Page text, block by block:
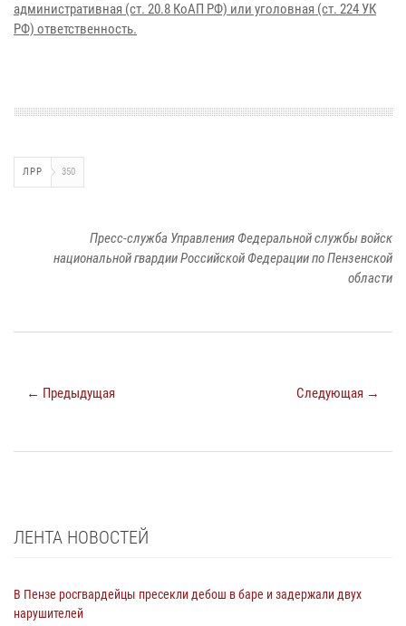
административная (ст. 20.8 КоАП РФ) или уголовная (ст. 224 УК
РФ) ответственность.
ЛРР 350
Пресс-служба Управления Федеральной службы войск
национальной гвардии Российской Федерации по Пензенской
области
← Предыдущая Следующая →
ЛЕНТА НОВОСТЕЙ
В Пензе росгвардейцы пресекли дебош в баре и задержали двух
нарушителей